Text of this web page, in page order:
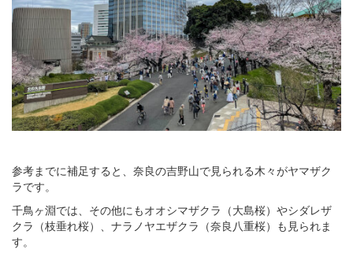
参考までに補足すると、奈良の吉野山で見られる木々がヤマザク
ラです。
千鳥ヶ淵では、その他にもオオシマザクラ（大島桜）やシダレザ
クラ（枝垂れ桜）、ナラノヤエザクラ（奈良八重桜）も見られま
す。